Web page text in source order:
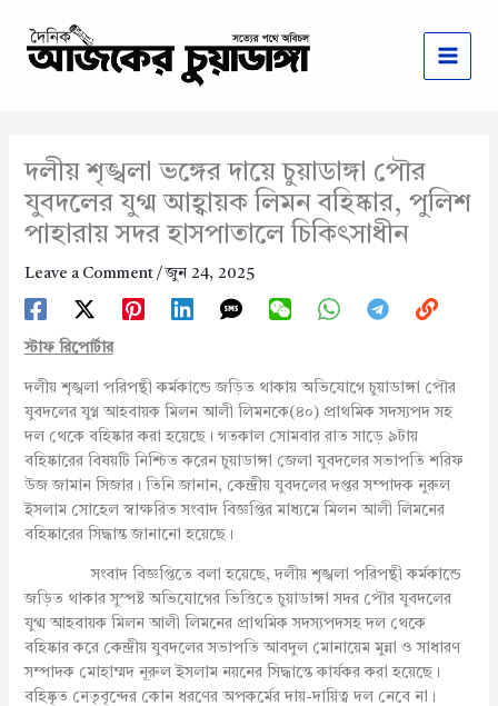
content
দলীয় শৃঙ্খলা ভঙ্গের দায়ে চুয়াডাঙ্গা পৌর
যুবদলের যুগ্ম আহ্বায়ক লিমন বহিষ্কার, পুলিশ
পাহারায় সদর হাসপাতালে চিকিৎসাধীন
Leave a Comment /জুন 24, 2025
স্টাফ রিপোর্টার
দলীয় শৃঙ্খলা পরিপন্থী কর্মকান্ডে জড়িত থাকায় অভিযোগে চুয়াডাঙ্গা পৌর
যুবদলের যুগ্ন আহবায়ক মিলন আলী লিমনকে(৪০) প্রাথমিক সদস্যপদ সহ
দল থেকে বহিষ্কার করা হয়েছে। গতকাল সোমবার রাত সাড়ে ৯টায়
বহিষ্কারের বিষয়টি নিশ্চিত করেন চুয়াডাঙ্গা জেলা যুবদলের সভাপতি শরিফ
উজ জামান সিজার। তিনি জানান, কেন্দ্রীয় যুবদলের দপ্তর সম্পাদক নুরুল
ইসলাম সোহেল স্বাক্ষরিত সংবাদ বিজ্ঞপ্তির মাধ্যমে মিলন আলী লিমনের
বহিষ্কারের সিদ্ধান্ত জানানো হয়েছে।
সংবাদ বিজ্ঞপ্তিতে বলা হয়েছে, দলীয় শৃঙ্খলা পরিপন্থী কর্মকান্ডে
জড়িত থাকার সুস্পষ্ট অভিযোগের ভিত্তিতে চুয়াডাঙ্গা সদর পৌর যুবদলের
যুগ্ম আহবায়ক মিলন আলী লিমনের প্রাথমিক সদস্যপদসহ দল থেকে
বহিষ্কার করে কেন্দ্রীয় যুবদলের সভাপতি আবদুল মোনায়েম মুন্না ও সাধারণ
সম্পাদক মোহাম্মদ নূরুল ইসলাম নয়নের সিদ্ধান্তে কার্যকর করা হয়েছে।
বহিষ্কৃত নেতৃবৃন্দের কোন ধরণের অপকর্মের দায়-দায়িত্ব দল নেবে না।